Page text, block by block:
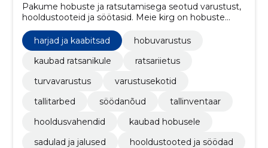
Pakume hobuste ja ratsutamisega seotud varustust,
hooldustooteid ja söötasid. Meie kirg on hobuste
heaolu ning ratsutamise nauding, selleks oleme sinu
usaldusväärne partner.
harjad ja kaabitsad
hobuvarustus
kaubad ratsanikule
ratsariietus
turvavarustus
varustusekotid
tallitarbed
söödanõud
tallinventaar
hooldusvahendid
kaubad hobusele
sadulad ja jalused
hooldustooted ja söödad